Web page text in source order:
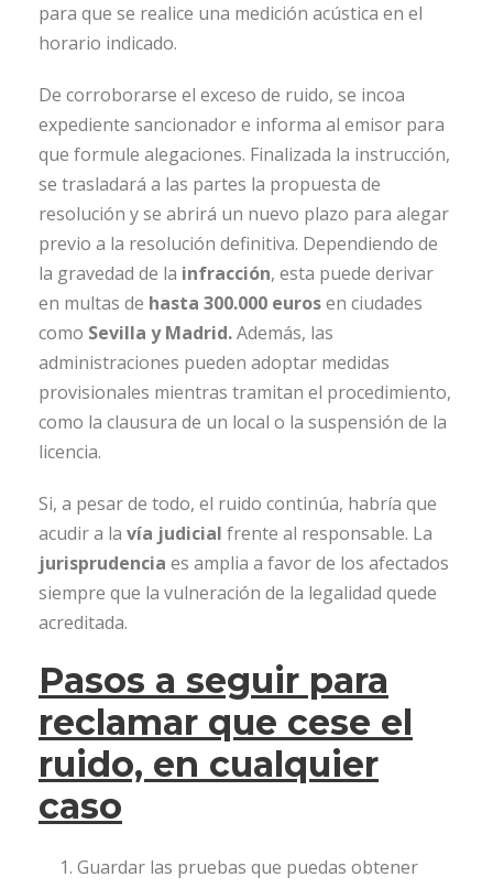
para que se realice una medición acústica en el
horario indicado.
De corroborarse el exceso de ruido, se incoa
expediente sancionador e informa al emisor para
que formule alegaciones. Finalizada la instrucción,
se trasladará a las partes la propuesta de
resolución y se abrirá un nuevo plazo para alegar
previo a la resolución definitiva. Dependiendo de
la gravedad de la infracción, esta puede derivar
en multas de hasta 300.000 eurosen ciudades
como Sevilla y Madrid.Además, las
administraciones pueden adoptar medidas
provisionales mientras tramitan el procedimiento,
como la clausura de un local o la suspensión de la
licencia.
Si, a pesar de todo, el ruido continúa, habría que
acudir a la vía judicial frente al responsable. La
jurisprudencia es amplia a favor de los afectados
siempre que la vulneración de la legalidad quede
acreditada.
Pasos a seguir para
reclamar que cese el
ruido, en cualquier
caso
Guardar las pruebas que puedas obtener